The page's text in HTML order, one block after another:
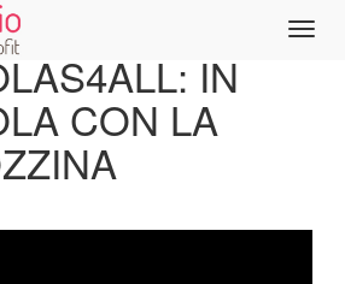
IN
CON LA